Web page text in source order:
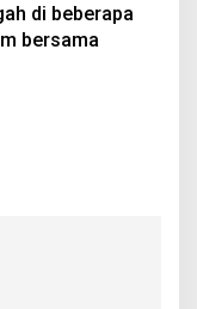
di beberapa
bersama